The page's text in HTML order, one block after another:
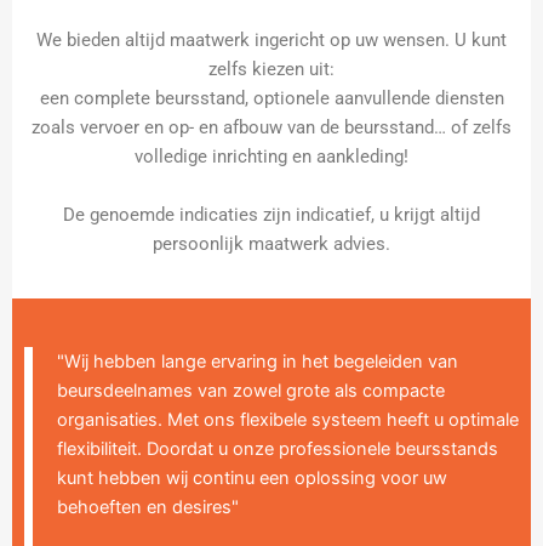
We bieden altijd maatwerk ingericht op uw wensen. U kunt
zelfs kiezen uit:
een complete beursstand, optionele aanvullende diensten
zoals vervoer en op- en afbouw van de beursstand… of zelfs
volledige inrichting en aankleding!
De genoemde indicaties zijn indicatief, u krijgt altijd
persoonlijk maatwerk advies.
"Wij hebben lange ervaring in het begeleiden van
beursdeelnames van zowel grote als compacte
organisaties. Met ons flexibele systeem heeft u optimale
flexibiliteit. Doordat u onze professionele beursstands
kunt hebben wij continu een oplossing voor uw
behoeften en desires"